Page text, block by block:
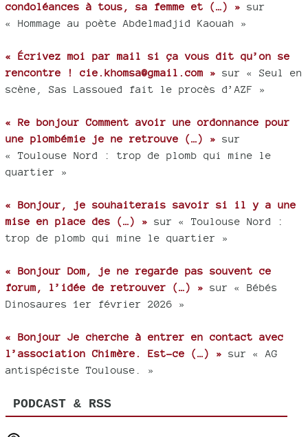
condoléances à tous, sa femme et (…) » sur
« Hommage au poète Abdelmadjid Kaouah »
« Écrivez moi par mail si ça vous dit qu’on se
rencontre ! cie.khomsa@gmail.com » sur « Seul en
scène, Sas Lassoued fait le procès d’AZF »
« Re bonjour Comment avoir une ordonnance pour
une plombémie je ne retrouve (…) » sur
« Toulouse Nord : trop de plomb qui mine le
quartier »
« Bonjour, je souhaiterais savoir si il y a une
mise en place des (…) » sur « Toulouse Nord :
trop de plomb qui mine le quartier »
« Bonjour Dom, je ne regarde pas souvent ce
forum, l’idée de retrouver (…) » sur « Bébés
Dinosaures 1er février 2026 »
« Bonjour Je cherche à entrer en contact avec
l’association Chimère. Est-ce (…) » sur « AG
antispéciste Toulouse. »
PODCAST & RSS